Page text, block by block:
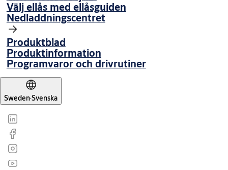
Välj ellås med ellåsguiden
Nedladdningscentret
Produktblad
Produktinformation
Programvaror och drivrutiner
Sweden·Svenska